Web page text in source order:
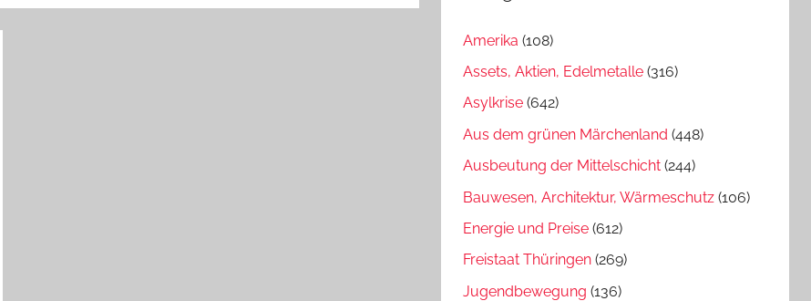
Amerika (108)
Assets, Aktien, Edelmetalle (316)
Asylkrise (642)
Aus dem grünen Märchenland (448)
Ausbeutung der Mittelschicht (244)
Bauwesen, Architektur, Wärmeschutz (106)
Energie und Preise (612)
Freistaat Thüringen (269)
Jugendbewegung (136)